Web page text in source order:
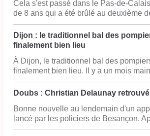
Cela s'est passé dans le Pas-de-
de 8 ans qui a été brûlé au deuxième
Dijon : le traditionnel bal des
finalement bien lieu
À Dijon, le traditionnel bal des
finalement bien lieu. Il y a un mois
Doubs : Christian Delaunay
Bonne nouvelle au lendemain d'un
lancé par les policiers de Besançon.